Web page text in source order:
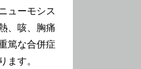
ューモシス
、咳、胸痛
篤な合併症
ます。